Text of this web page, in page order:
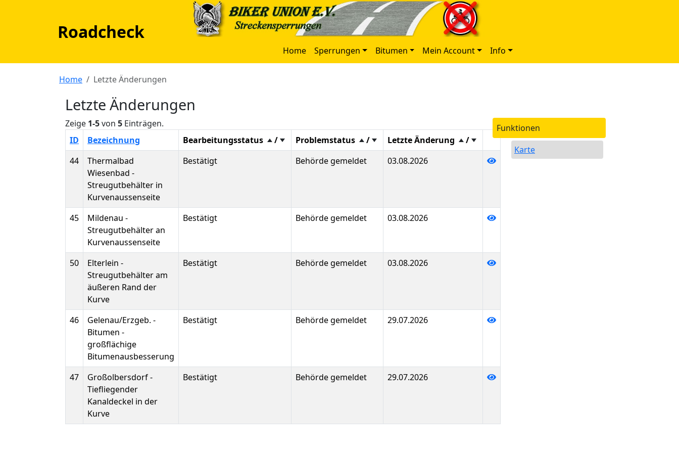
Roadcheck
Home Sperrungen Bitumen Mein Account Info
Home Letzte Änderungen
Letzte Änderungen
Zeige 1-5von 5 Einträgen.
ID
Bezeichnung Bearbeitungsstatus / Problemstatus / Letzte Änderung
/
44
Thermalbad
Wiesenbad -
Streugutbehälter in
Kurvenaussenseite
Bestätigt Behörde gemeldet 03.08.2026
45
Mildenau -
Streugutbehälter an
Kurvenaussenseite
Bestätigt Behörde gemeldet 03.08.2026
50
Elterlein -
Streugutbehälter am
äußeren Rand der
Kurve
Bestätigt Behörde gemeldet 03.08.2026
46
Gelenau/Erzgeb. -
Bitumen -
großflächige
Bitumenausbesserung
Bestätigt Behörde gemeldet 29.07.2026
47
Großolbersdorf -
Tiefliegender
Kanaldeckel in der
Kurve
Bestätigt Behörde gemeldet 29.07.2026
Funktionen
Karte